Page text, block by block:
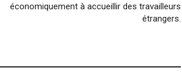
économiquement à accueillir des travailleurs
étrangers.